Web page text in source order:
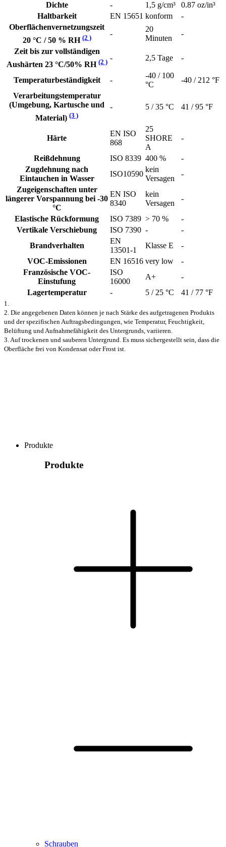
Dichte - 1,5 g/cm³
0.87 oz/in³
Haltbarkeit
EN 15651 konform
-
Oberflächenvernetzungszeit
20 °C / 50 % RH(2 ) -
20
Minuten
-
Zeit bis zur vollständigen
Aushärten 23 °C/50% RH(2 ) - 2,5 Tage -
Temperaturbeständigkeit -
-40 / 100
°C
-40 / 212 °F
Verarbeitungstemperatur
(Umgebung, Kartusche und
Material) (3 )
- 5 / 35 °C 41 / 95 °F
Härte
EN ISO
868
25
SHORE
A
-
Reißdehnung ISO 8339 400 %
-
Zugdehnung nach
Eintauchen in Wasser
ISO10590
kein
Versagen
-
Zugeigenschaften unter
längerer Vorspannung bei -30
°C
EN ISO
8340
kein
Versagen
-
Elastische Rückformung ISO 7389 > 70 %
-
Vertikale Verschiebung
ISO 7390 -
-
Brandverhalten
EN
13501-1
Klasse E
-
VOC-Emissionen
EN 16516 very low
-
Französische VOC-
Einstufung
ISO
16000
A+
-
Lagertemperatur
- 5 / 25 °C 41 / 77 °F
1.
2. Die angegebenen Daten können je nach Stärke des aufgetragenen Produkts
und der spezifischen Auftragsbedingungen, wie Temperatur, Feuchtigkeit,
Belüftung und Aufnahmefähigkeit des Untergrunds, variieren.
3. Auf trockenen und sauberen Untergrund. Es muss sichergestellt sein, dass die
Oberfläche frei von Kondensat oder Frost ist.
Produkte
Produkte
Schrauben